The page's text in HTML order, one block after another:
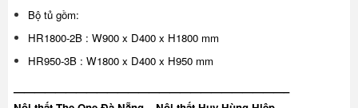
Bộ tủ gồm:
HR1800-2B : W900 x D400 x H1800 mm
HR950-3B : W1800 x D400 x H950 mm
——————————————————————————–